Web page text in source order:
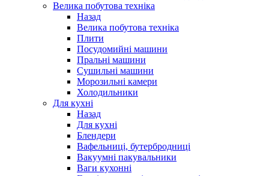
Велика побутова техніка
Назад
Велика побутова техніка
Плити
Посудомийні машини
Пральні машини
Сушильні машини
Морозильні камери
Холодильники
Для кухні
Назад
Для кухні
Блендери
Вафельниці, бутербродниці
Вакуумні пакувальники
Ваги кухонні